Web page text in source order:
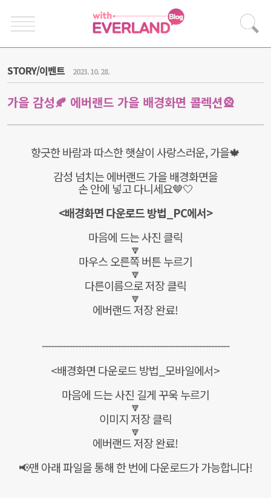
STORY/이벤트 2023. 10. 28.
가을 감성🍂 에버랜드 가을 배경화면 콜렉션🎡
향긋한 바람과 따스한 햇살이 사랑스러운, 가을🍁
감성 넘치는 에버랜드 가을 배경화면을
손 안에 넣고 다니세요🤎🤍
<배경화면 다운로드 방법_PC에서>
마음에 드는 사진 클릭
🔽
마우스 오른쪽 버튼 누르기
🔽
다른이름으로 저장 클릭
🔽
에버랜드 저장 완료!
--------------------------------------------------------------
<배경화면 다운로드 방법_모바일에서>
마음에 드는 사진 길게 꾸욱 누르기
🔽
이미지 저장 클릭
🔽
에버랜드 저장 완료!
📢맨 아래 파일을 통해 한 번에 다운로드가 가능합니다!